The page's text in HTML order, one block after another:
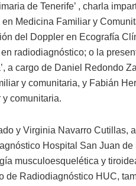
de Tenerife’ , charla
Medicina Familiar y
del Doppler en Ecografía
radiodiagnóstico; o la
a cargo de Daniel Redondo
y comunitaria, y Fabián
comunitaria.
y Virginia Navarro Cutillas,
Hospital San Juan de
musculoesquelética y
de Radiodiagnóstico HUC,